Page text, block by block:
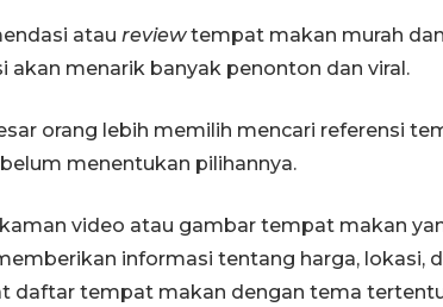
atau reviewtempat makan murah dan
akan menarik banyak penonton dan viral.
orang lebih memilih mencari referensi
menentukan pilihannya.
video atau gambar tempat makan
informasi tentang harga, lokasi,
daftar tempat makan dengan tema
siagakan air
kekeringan